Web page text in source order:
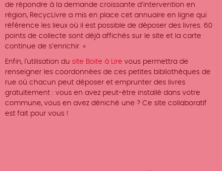
de répondre à la demande croissante d’intervention en
région, RecycLivre a mis en place cet annuaire en ligne qui
référence les lieux où il est possible de déposer des livres. 60
points de collecte sont déjà affichés sur le site et la carte
continue de s’enrichir. »
Enfin, l'utilisation du site Boite à Lire vous permettra de
renseigner les coordonnées de ces petites bibliothèques de
rue où chacun peut déposer et emprunter des livres
gratuitement : vous en avez peut-être installé dans votre
commune, vous en avez déniché une ? Ce site collaboratif
est fait pour vous !